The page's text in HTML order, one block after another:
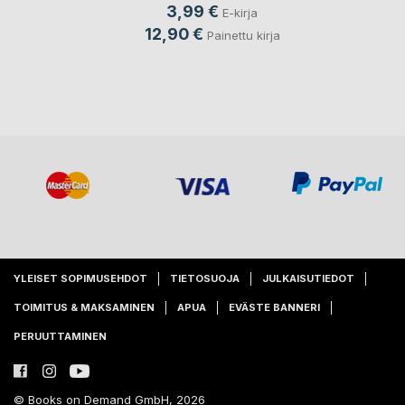
3,99 € E-kirja
12,90 € Painettu kirja
YLEISET SOPIMUSEHDOT TIETOSUOJA JULKAISUTIEDOT
TOIMITUS & MAKSAMINEN APUA EVÄSTE BANNERI
PERUUTTAMINEN
© Books on Demand GmbH, 2026